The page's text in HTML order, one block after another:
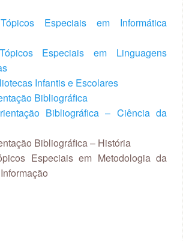
Especiais em Informática
Especiais em Linguagens
Infantis e Escolares
Bibliográfica
Bibliográfica – Ciência da
Bibliográfica – História
Especiais em Metodologia da